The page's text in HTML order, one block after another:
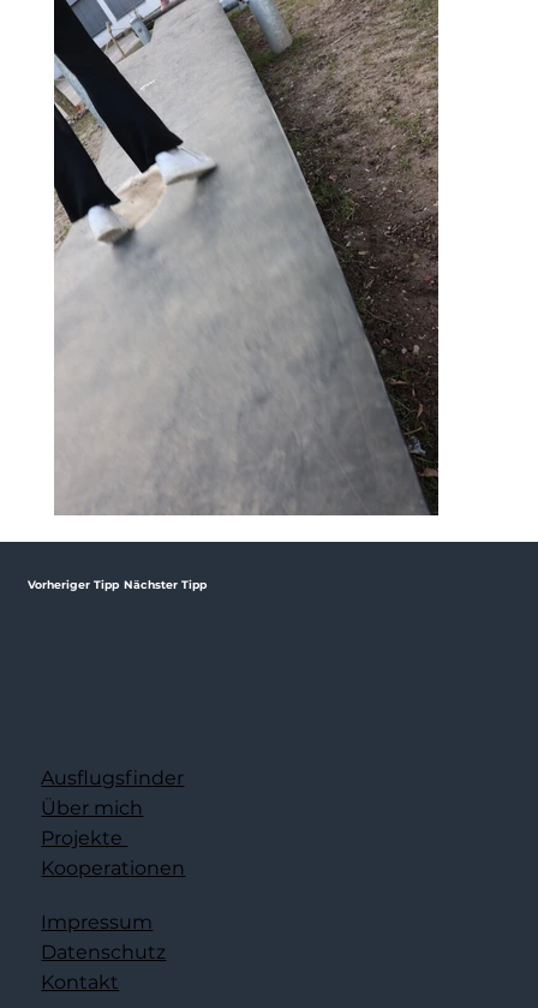
Vorheriger Tipp Nächster Tipp
Ausflugsfinder
Über mich
Projekte
Kooperationen
Impressum
Datenschutz
Kontakt